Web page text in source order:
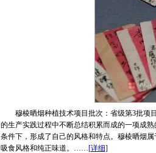
穆棱晒烟种植技术项目批次：省级第3批项目
的生产实践过程中不断总结积累而成的一项成
条件下，形成了自己的风格和特点。穆棱晒烟
吸食风格和纯正味道。……[详细]